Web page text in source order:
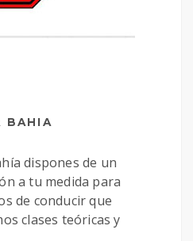
BAHIA
dispones de un
a tu medida para
de conducir que
clases teóricas y